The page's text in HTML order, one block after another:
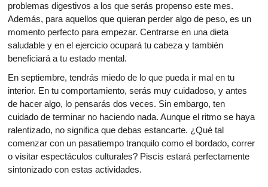
problemas digestivos a los que serás propenso este mes.
Además, para aquellos que quieran perder algo de peso, es un
momento perfecto para empezar. Centrarse en una dieta
saludable y en el ejercicio ocupará tu cabeza y también
beneficiará a tu estado mental.
En septiembre, tendrás miedo de lo que pueda ir mal en tu
interior. En tu comportamiento, serás muy cuidadoso, y antes
de hacer algo, lo pensarás dos veces. Sin embargo, ten
cuidado de terminar no haciendo nada. Aunque el ritmo se haya
ralentizado, no significa que debas estancarte. ¿Qué tal
comenzar con un pasatiempo tranquilo como el bordado, correr
o visitar espectáculos culturales? Piscis estará perfectamente
sintonizado con estas actividades.